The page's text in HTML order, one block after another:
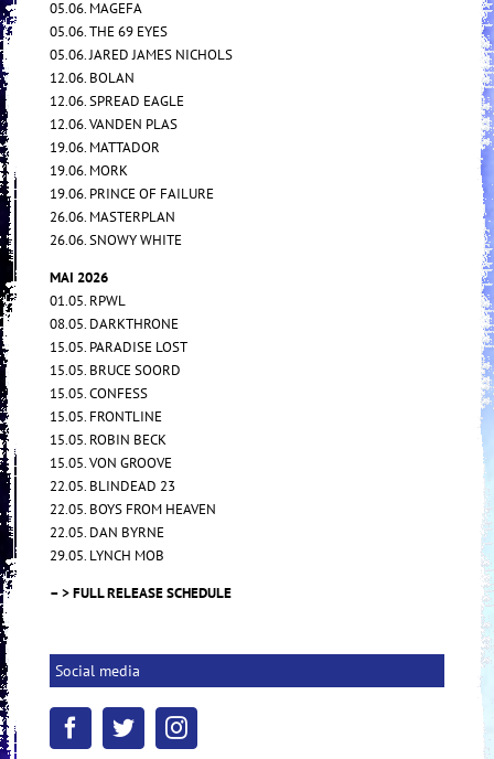
05.06. MAGEFA
05.06. THE 69 EYES
05.06. JARED JAMES NICHOLS
12.06. BOLAN
12.06. SPREAD EAGLE
12.06. VANDEN PLAS
19.06. MATTADOR
19.06. MORK
19.06. PRINCE OF FAILURE
26.06. MASTERPLAN
26.06. SNOWY WHITE
MAI 2026
01.05. RPWL
08.05. DARKTHRONE
15.05. PARADISE LOST
15.05. BRUCE SOORD
15.05. CONFESS
15.05. FRONTLINE
15.05. ROBIN BECK
15.05. VON GROOVE
22.05. BLINDEAD 23
22.05. BOYS FROM HEAVEN
22.05. DAN BYRNE
29.05. LYNCH MOB
– > FULL RELEASE SCHEDULE
Social media